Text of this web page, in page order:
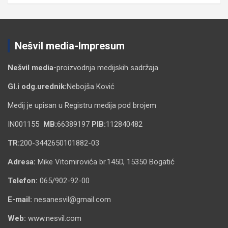
Nešvil media-Impresum
Nešvil media-proizvodnja medijskih sadržaja
Gl.i odg.urednik:Nebojša Ković
Medij je upisan u Registru medija pod brojem
IN001155 MB:66389197 PIB:112840482
TR:200-3442650101882-03
Adresa: Mike Vitomirovića br.145D, 15350 Bogatić
Telefon: 065/902-92-00
E-mail: nesanesvil@gmail.com
Web: www.nesvil.com